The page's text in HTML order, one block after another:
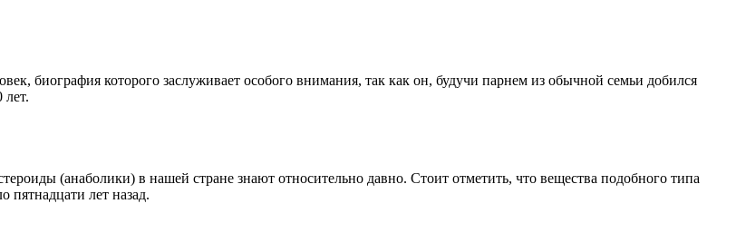
биография которого заслуживает особого внимания, так как он, будучи парнем из обычной семьи добился
(анаболики) в нашей стране знают относительно давно. Стоит отметить, что вещества подобного типа
пятнадцати лет назад.